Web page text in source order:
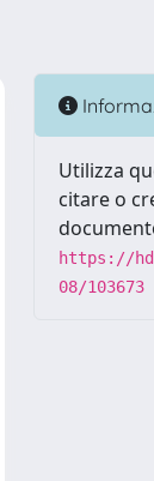
Utilizza
citare o
https://
08/103673